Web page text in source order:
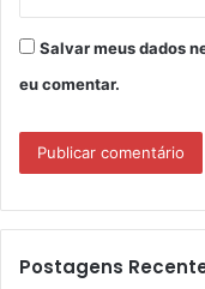
Salvar meus dados
eu comentar.
Postagens